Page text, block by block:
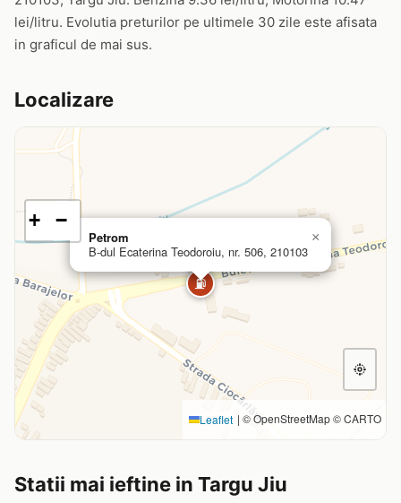
lei/litru. Evolutia preturilor pe ultimele 30 zile este afisata
in graficul de mai sus.
Localizare
⛽
Petrom
B-dul Ecaterina Teodoroiu, nr. 506, 210103
×
+ −
Leaflet | © OpenStreetMap © CARTO
Statii mai ieftine in Targu Jiu